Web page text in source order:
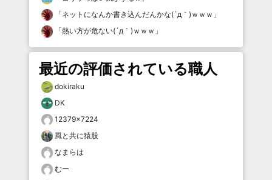
「ネットになんか書き込んだんかな(´д｀)ｗｗｗ 」
「熱い方が危ない(´д｀)ｗｗｗ 」
最近の評価されている職人
dokiraku
DK
12379×7224
風と共に猿股
なまらは
むー